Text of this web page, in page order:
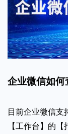
企业微信如何
目前企业微信支
【工作台】的